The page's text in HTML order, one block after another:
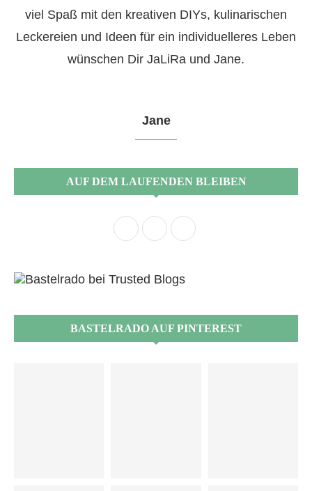
viel Spaß mit den kreativen DIYs, kulinarischen
Leckereien und Ideen für ein individuelleres Leben
wünschen Dir JaLiRa und Jane.
Jane
AUF DEM LAUFENDEN BLEIBEN
BASTELRADO AUF PINTEREST